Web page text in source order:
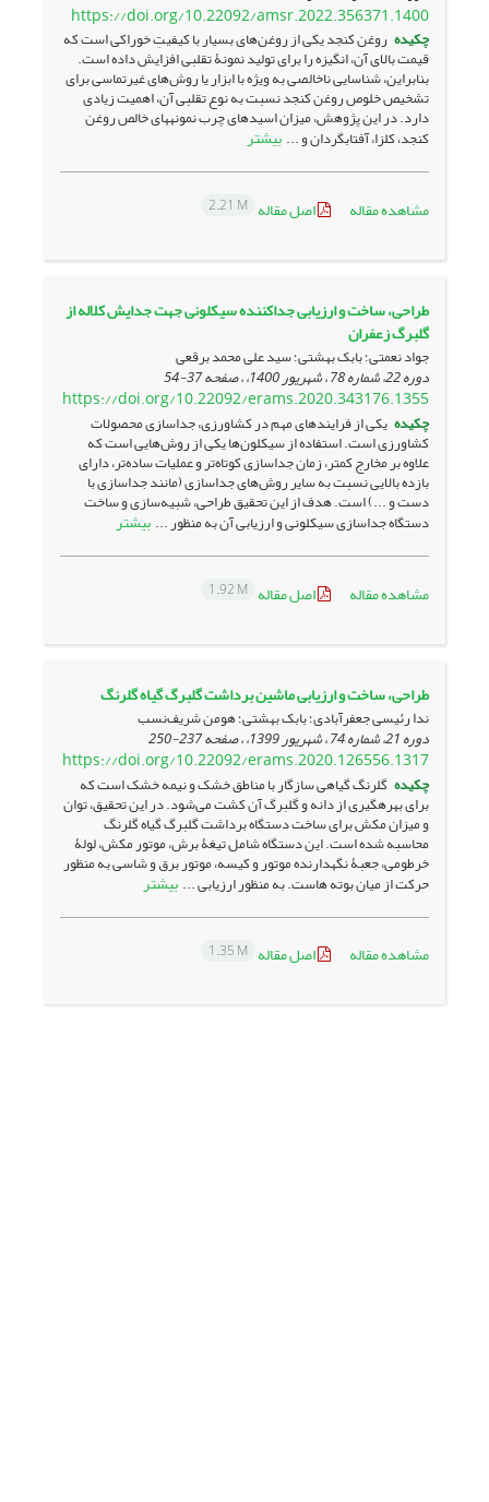
https://doi.org/10.22092/amsr.2022.356371.1400
چکیده روغن کنجد یکی از روغن‌های بسیار با کیفیتِ خوراکی است که
قیمت بالای آن، انگیزه را برای تولید نمونۀ تقلبی افزایش داده است.
بنابراین، شناسایی ناخالصی به ویژه با ابزار یا روش‌های غیرتماسی برای
تشخیص خلوص روغن کنجد نسبت به نوع تقلبی آن، اهمیت زیادی
دارد. در این پژوهش، میزان اسید‌های چرب نمونه­های خالص روغن
کنجد، کلزا، آفتابگردان و ... بیشتر
مشاهده مقاله اصل مقاله 2.21 M
طراحی، ساخت و ارزیابی جداکننده سیکلونی جهت جدایش کلاله از
گلبرگ زعفران
جواد نعمتی؛ بابک بهشتی؛ سید علی محمد برقعی
دوره 22، شماره 78 ، شهریور 1400، ، صفحه 37-54
https://doi.org/10.22092/erams.2020.343176.1355
چکیده یکی از فرایندهای مهم در کشاورزی، جداسازی محصولات
کشاورزی است. استفاده از سیکلون‌ها یکی از روش‌هایی است که
علاوه بر مخارج کمتر، زمان جداسازی کوتاه‌تر و عملیات ساده‌تر، دارای
بازده بالایی نسبت به سایر روش‌های جداسازی (مانند جداسازی با
دست و ...) است. هدف از این تحقیق طراحی، شبیه‌سازی و ساخت
دستگاه جداسازی سیکلونی و ارزیابی آن به منظور ... بیشتر
مشاهده مقاله اصل مقاله 1.92 M
طراحی، ساخت و ارزیابی ماشین برداشت گلبرگ گیاه گلرنگ
ندا رئیسی جعفرآبادی؛ بابک بهشتی؛ هومن شریف‌نسب
دوره 21، شماره 74 ، شهریور 1399، ، صفحه 237-250
https://doi.org/10.22092/erams.2020.126556.1317
چکیده گلرنگ گیاهی سازگار با مناطق خشک و نیمه خشک است که
برای بهره­گیری از دانه و گلبرگ آن کشت می‌شود. در این تحقیق، توان
و میزان مکش برای ساخت دستگاه برداشت گلبرگ گیاه گلرنگ
محاسبه شده است. این دستگاه شامل تیغۀ برش، موتور مکش، لولۀ
خرطومی، جعبۀ نگهدارنده موتور و کیسه، موتور برق و شاسی به منظور
حرکت از میان بوته ­هاست. به منظور ارزیابی ... بیشتر
مشاهده مقاله اصل مقاله 1.35 M